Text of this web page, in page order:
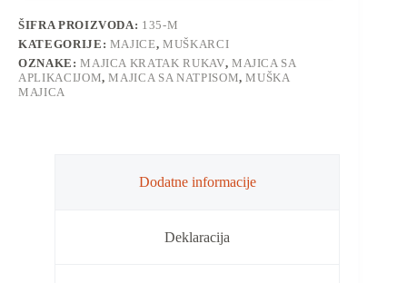
ŠIFRA PROIZVODA: 135-M
KATEGORIJE: MAJICE,MUŠKARCI
OZNAKE:MAJICA KRATAK RUKAV, MAJICA SA
APLIKACIJOM,MAJICA SA NATPISOM,MUŠKA
MAJICA
Dodatne informacije
Deklaracija